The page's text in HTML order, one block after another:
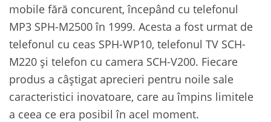
mobile fără concurent, începând cu telefonul
MP3 SPH-M2500 în 1999. Acesta a fost urmat de
telefonul cu ceas SPH-WP10, telefonul TV SCH-
M220 și telefon cu camera SCH-V200. Fiecare
produs a câștigat aprecieri pentru noile sale
caracteristici inovatoare, care au împins limitele
a ceea ce era posibil în acel moment.